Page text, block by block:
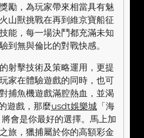
勵，為玩家帶來相當具有魅
山獸挑戰在再到維京寶船征
能，每一場決鬥都充滿未知
到無與倫比的對戰快感。
射擊技術及策略運用，更提
家在體驗遊戲的同時，也可
捕魚機遊戲滿腔熱血，並渴
遊戲，那麼usdt娛樂城 「海
會是你最好的選擇。馬上加
旅，獵捕屬於你的高額彩金